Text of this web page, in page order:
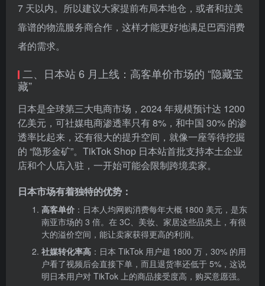
7 天以内。所以建议大家提前布局本地仓，或者和拉美
靠谱的物流服务商合作，这样才能更好地满足巴西消费
者的需求。
二、日本站 6 月上线：高客单价市场的 “隐藏宝
藏”
日本是全球第三大电商市场，2024 年规模预计达 1200
亿美元，可社媒电商渗透率只有 8%，和中国 30% 的渗
透率比起来，还有很大的提升空间，就像一座等待挖掘
的 “隐形金矿”。TikTok Shop 日本站首批支持本土企业
店和个人店入驻，一开始可能会限制跨境卖家。
日本市场有着独特的优势：
高客单价 ：日本人均网购消费每年大概 1800 美元，是东
南亚市场的 3 倍。在 3C、美妆、家居这些品类上，有很
大的溢价空间，能让卖家获得更高的利润。
社媒转化率高 ：日本 TikTok 用户超 1800 万，30% 的用
户看了视频后会直接下单，而且退货率还低于 5%，这说
明日本用户对 TikTok 上的商品接受度高，购买意愿强。